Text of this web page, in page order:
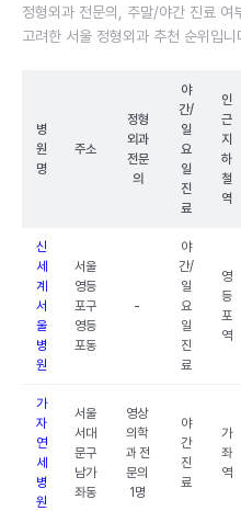
정형외과 전문의, 주말/야간 진료
고려한 서울 정형외과 추천 순위입니
병
원
명
주소
정형
외과
전문
의
야
간/
일
요
일
진
료
인
근
지
하
철
역
신
세
계
서
울
병
원
서울
영등
포구
영등
포동
-
야
간/
일
요
일
진
료
영
등
포
역
가
자
연
세
병
원
서울
서대
문구
남가
좌동
영상
의학
과 전
문의
1명
야
간
진
료
가
좌
역